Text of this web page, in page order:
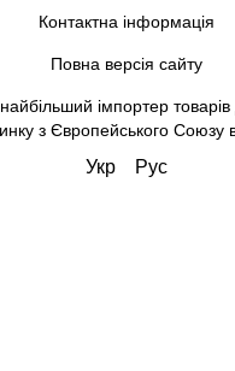
Контактна інформація
Повна версія сайту
імпортер
з Європейського Союзу
Укр Рус